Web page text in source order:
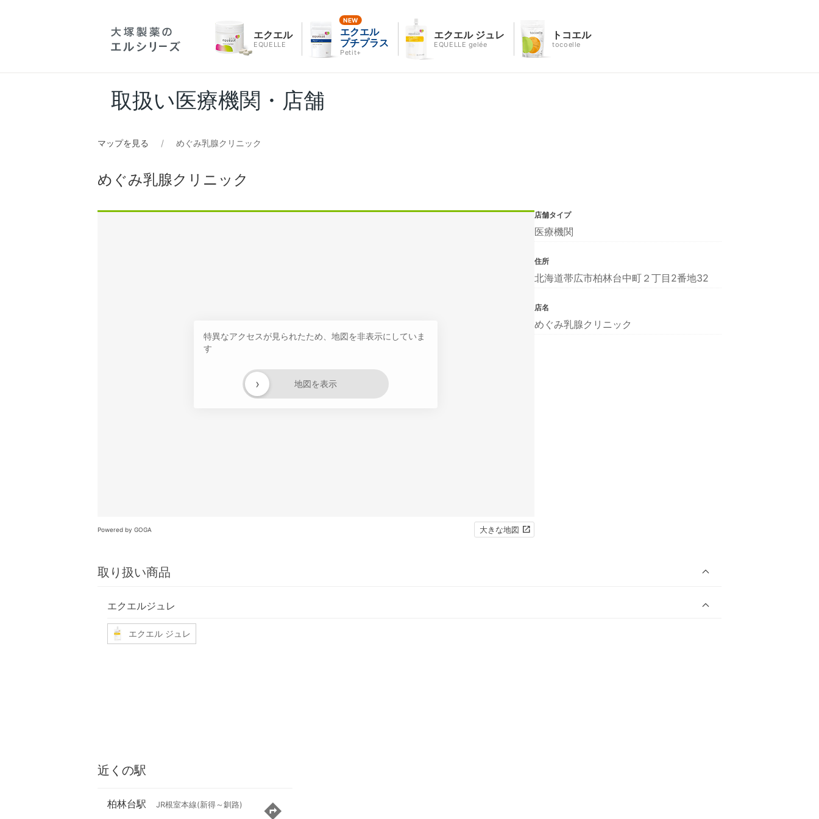
エクエル
EQUELLE
エクエル
プチプラス
Petit+
エクエル ジュレ
EQUELLE gelée
トコエル
tocoelle
取扱い医療機関・店舗
マップを見る めぐみ乳腺クリニック
めぐみ乳腺クリニック
特異なアクセスが見られたため、地図を非表示にしていま
す
地図を表示
›
Powered by GOGA 大きな地図
取り扱い商品
エクエルジュレ
エクエル ジュレ
店舗タイプ
医療機関
住所
北海道帯広市柏林台中町２丁目2番地32
店名
めぐみ乳腺クリニック
近くの駅
柏林台駅 JR根室本線(新得～釧路)